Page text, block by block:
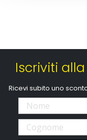
Iscriviti
Ricevi subito uno